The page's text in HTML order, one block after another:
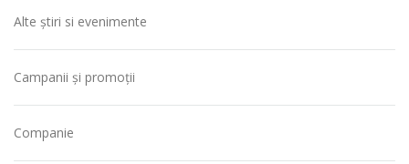
Alte știri si evenimente
Campanii și promoții
Companie